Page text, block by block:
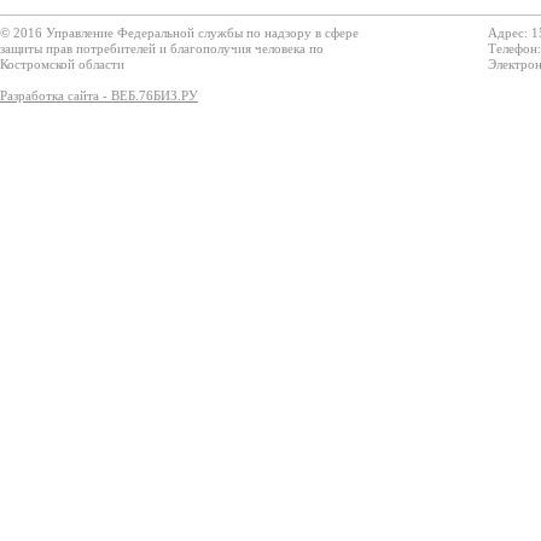
© 2016 Управление Федеральной службы по надзору в сфере
защиты прав потребителей и благополучия человека по
Костромской области
Разработка сайта - ВЕБ.76БИЗ.РУ
Адрес: